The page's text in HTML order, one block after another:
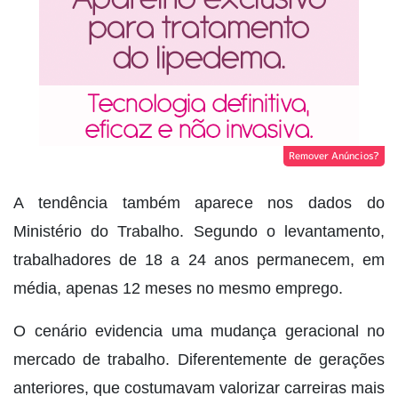
Remover Anúncios?
A tendência também aparece nos dados do
Ministério do Trabalho. Segundo o levantamento,
trabalhadores de 18 a 24 anos permanecem, em
média, apenas 12 meses no mesmo emprego.
O cenário evidencia uma mudança geracional no
mercado de trabalho. Diferentemente de gerações
anteriores, que costumavam valorizar carreiras mais